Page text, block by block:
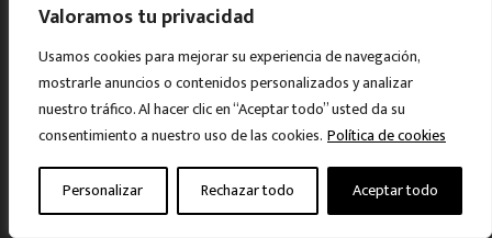
Valoramos tu privacidad
Usamos cookies para mejorar su experiencia de navegación,
mostrarle anuncios o contenidos personalizados y analizar
nuestro tráfico. Al hacer clic en “Aceptar todo” usted da su
consentimiento a nuestro uso de las cookies. Política de cookies
Personalizar Rechazar todo Aceptar todo
© Muebles Gascón 2024. Todos los derechos
reservados.
Aviso legal
Política de Privacidad